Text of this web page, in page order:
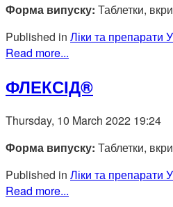
Форма випуску: Таблетки,
Published in Ліки та препарати
Read more...
ФЛЕКСІД®
Thursday, 10 March 2022 19:24
Форма випуску: Таблетки,
Published in Ліки та препарати
Read more...